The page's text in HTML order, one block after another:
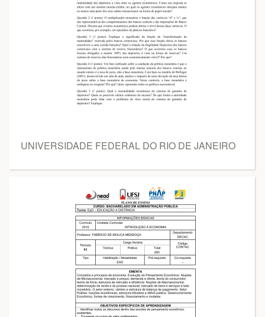
UNIVERSIDADE FEDERAL DO RIO DE JANEIRO